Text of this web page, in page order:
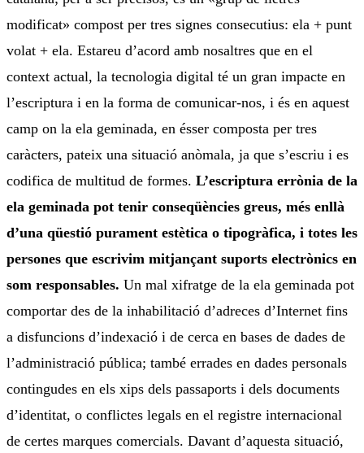
modificat» compost per tres signes consecutius: ela + punt
volat + ela. Estareu d’acord amb nosaltres que en el
context actual, la tecnologia digital té un gran impacte en
l’escriptura i en la forma de comunicar-nos, i és en aquest
camp on la ela geminada, en ésser composta per tres
caràcters, pateix una situació anòmala, ja que s’escriu i es
codifica de multitud de formes. L’escriptura errònia de la
ela geminada pot tenir conseqüències greus, més enllà
d’una qüestió purament estètica o tipogràfica, i totes les
persones que escrivim mitjançant suports electrònics en
som responsables. Un mal xifratge de la ela geminada pot
comportar des de la inhabilitació d’adreces d’Internet fins
a disfuncions d’indexació i de cerca en bases de dades de
l’administració pública; també errades en dades personals
contingudes en els xips dels passaports i dels documents
d’identitat, o conflictes legals en el registre internacional
de certes marques comercials. Davant d’aquesta situació,